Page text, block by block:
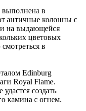
выполнена в
античные колонны с
на выдающейся
цветовых
в
Edinburg
Royal Flame.
создать
камина с огнем.